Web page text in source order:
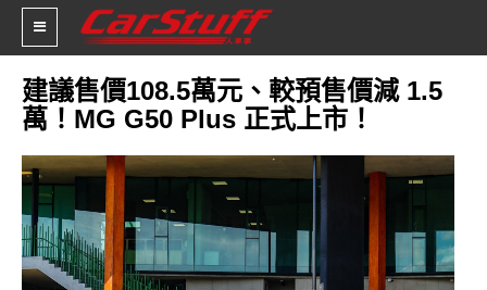
新車價格
車市新聞
賽車新聞
汽車改裝
建議售價108.5萬元、較預售價減 1.5
萬！MG G50 Plus 正式上市！